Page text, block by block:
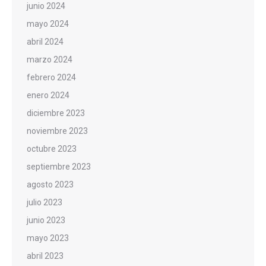
junio 2024
mayo 2024
abril 2024
marzo 2024
febrero 2024
enero 2024
diciembre 2023
noviembre 2023
octubre 2023
septiembre 2023
agosto 2023
julio 2023
junio 2023
mayo 2023
abril 2023